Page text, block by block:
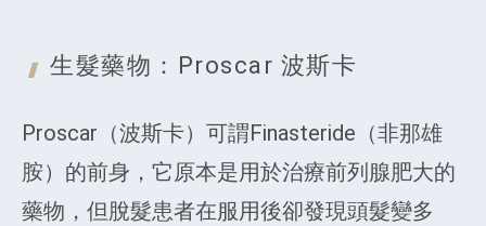
生髮藥物：Proscar 波斯卡
Proscar（波斯卡）可謂Finasteride（非那雄
胺）的前身，它原本是用於治療前列腺肥大的
藥物，但脫髮患者在服用後卻發現頭髮變多